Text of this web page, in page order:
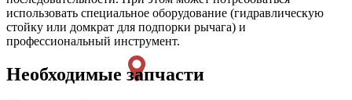
использовать специальное оборудование (гидравлическую
стойку или домкрат для подпорки рычага) и
профессиональный инструмент.
Необходимые запчасти